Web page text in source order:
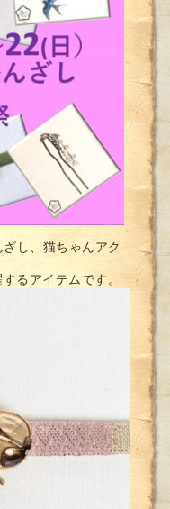
し、猫ちゃんアク
るアイテムです。